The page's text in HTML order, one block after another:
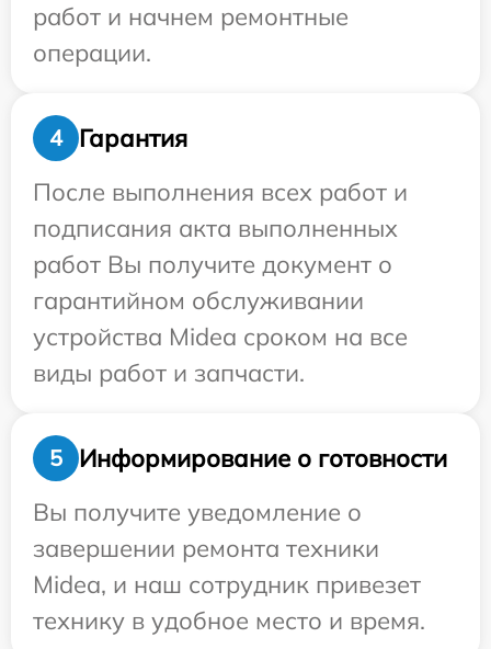
работ и начнем ремонтные
операции.
4
Гарантия
После выполнения всех работ и
подписания акта выполненных
работ Вы получите документ о
гарантийном обслуживании
устройства Midea сроком на все
виды работ и запчасти.
5
Информирование о готовности
Вы получите уведомление о
завершении ремонта техники
Midea, и наш сотрудник привезет
технику в удобное место и время.